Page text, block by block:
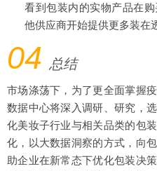
看到包装内的实物产品在
他供应商开始提供更多装在
04 总结
市场涤荡下，为了更全面掌握
数据中心将深入调研、研究，
化美妆子行业与相关品类的包
化，以大数据洞察的方式，向
助企业在新常态下优化包装决